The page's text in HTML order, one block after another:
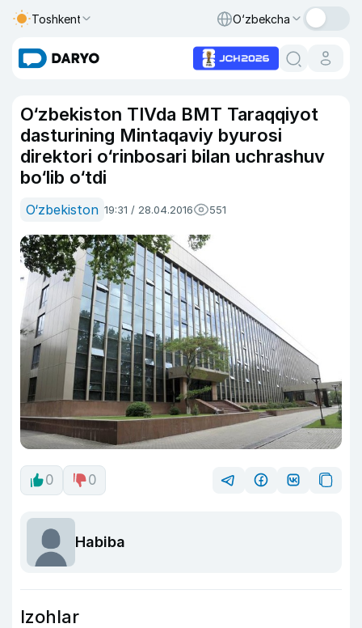
Toshkent O‘zbekcha
O‘zbekiston TIVda BMT Taraqqiyot
dasturining Mintaqaviy byurosi
direktori o‘rinbosari bilan uchrashuv
bo‘lib o‘tdi
O‘zbekiston 19:31 / 28.04.2016 551
0 0
Habiba
Izohlar